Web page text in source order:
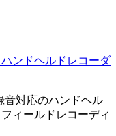
ハンドヘルドレコーダ
音対応のハンドヘル
ィールドレコーディ